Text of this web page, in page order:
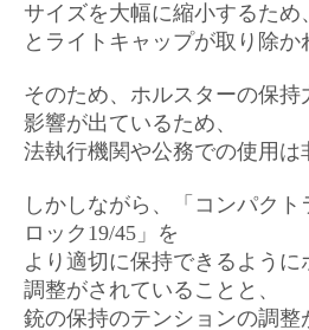
サイズを大幅に縮小するため
とライトキャップが取り除か
そのため、ホルスターの保持
影響が出ているため、
法執行機関や公務での使用は
しかしながら、「コンパクト
ロック19/45」を
より適切に保持できるよう
調整がされていることと、
銃の保持のテンションの調整